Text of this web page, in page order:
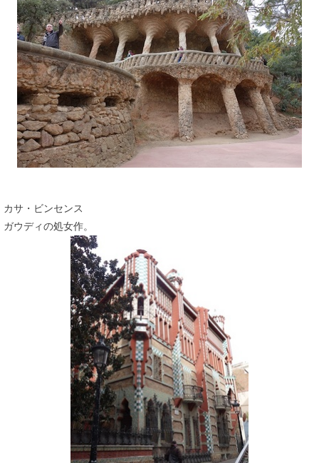
カサ・ビンセンス
ガウディの処女作。